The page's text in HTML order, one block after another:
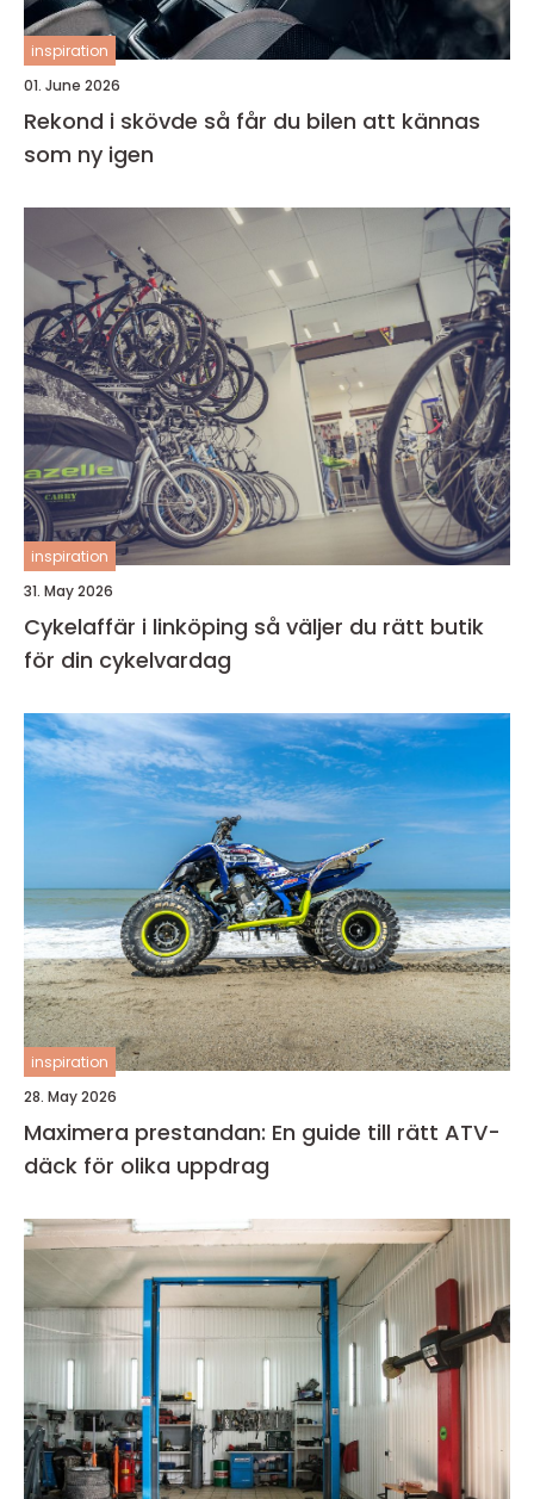
inspiration
01. June 2026
Rekond i skövde så får du bilen att kännas
som ny igen
inspiration
31. May 2026
Cykelaffär i linköping så väljer du rätt butik
för din cykelvardag
inspiration
28. May 2026
Maximera prestandan: En guide till rätt ATV-
däck för olika uppdrag